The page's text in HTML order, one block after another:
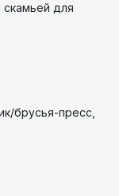
скамьей для
брусья-пресс,